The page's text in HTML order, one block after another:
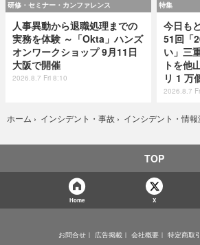
研修・セミナー・カンファレンス
人事異動から退職処理までの
実務を体験 ～「Okta」ハンズ
オンワークショップ 9月11日
大阪で開催
2026.8.7 Fri 8:10
特集
今日も
51回「
い」三
トを他
リ 1 万
2026.8.7
ホーム › インシデント・事故 › インシデント・情報
TOP
Home X
お問合せ 広告掲載 会社概要
特定商取